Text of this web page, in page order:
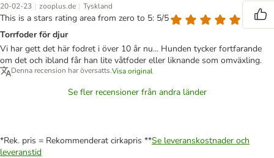
20-02-23 | zooplus.de | Tyskland
This is a stars rating area from zero to 5: 5/5
Torrfoder för djur
Vi har gett det här fodret i över 10 år nu... Hunden tycker fortfarande
om det och ibland får han lite våtfoder eller liknande som omväxling.
Denna recension har översatts.Visa original
Se fler recensioner från andra länder
*Rek. pris = Rekommenderat cirkapris **Se leveranskostnader och
leveranstid